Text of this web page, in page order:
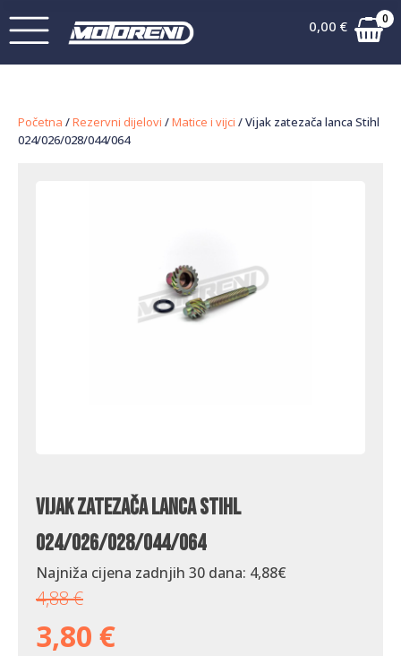
0,00 € 0
Početna /Rezervni dijelovi /Matice i vijci / Vijak zatezača lanca Stihl
024/026/028/044/064
Vijak zatezača lanca Stihl
024/026/028/044/064
Najniža cijena zadnjih 30 dana: 4,88€
4,88€
3,80 €